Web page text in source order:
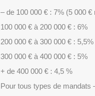
– de 100 000 € : 7% (5 000 €
100 000 € à 200 000 € : 6%
200 000 € à 300 000 € : 5,5%
300 000 € à 400 000 € : 5%
+ de 400 000 € : 4,5 %
Pour tous types de mandats